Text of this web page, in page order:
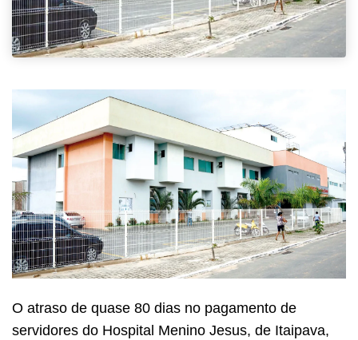
O atraso de quase 80 dias no pagamento de
servidores do Hospital Menino Jesus, de Itaipava,